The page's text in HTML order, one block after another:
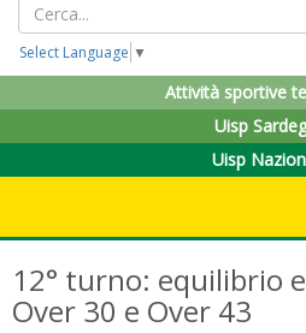
Select Language ▼
Attività sportive
Uisp
Uisp
12° turno: equilibrio
Over 30 e Over 43